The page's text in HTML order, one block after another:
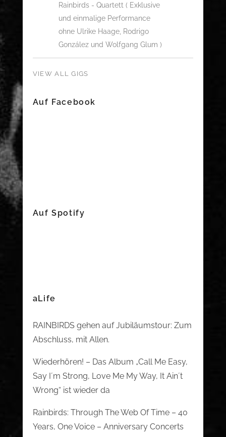
Rainbirds - Quartett ( Exklusive
und einmalige Performance
ohne Ulrike Haage, Rodrigo
González und Wolfgang Glum )
VIEW ALL GIGS
Auf Facebook
Auf Spotify
aLife
RAINBIRDS gehen auf Jubiläumstour: Zum
Abschluss, mit Allen.
Wiederhören! – Das Album „Call Me Easy,
Say I´m Strong, Love Me My Way, It Ain´t
Wrong“ ist wieder da
Rainbirds: Through The Web Of Time – 40
Years, One Voice – Anniversary Concerts